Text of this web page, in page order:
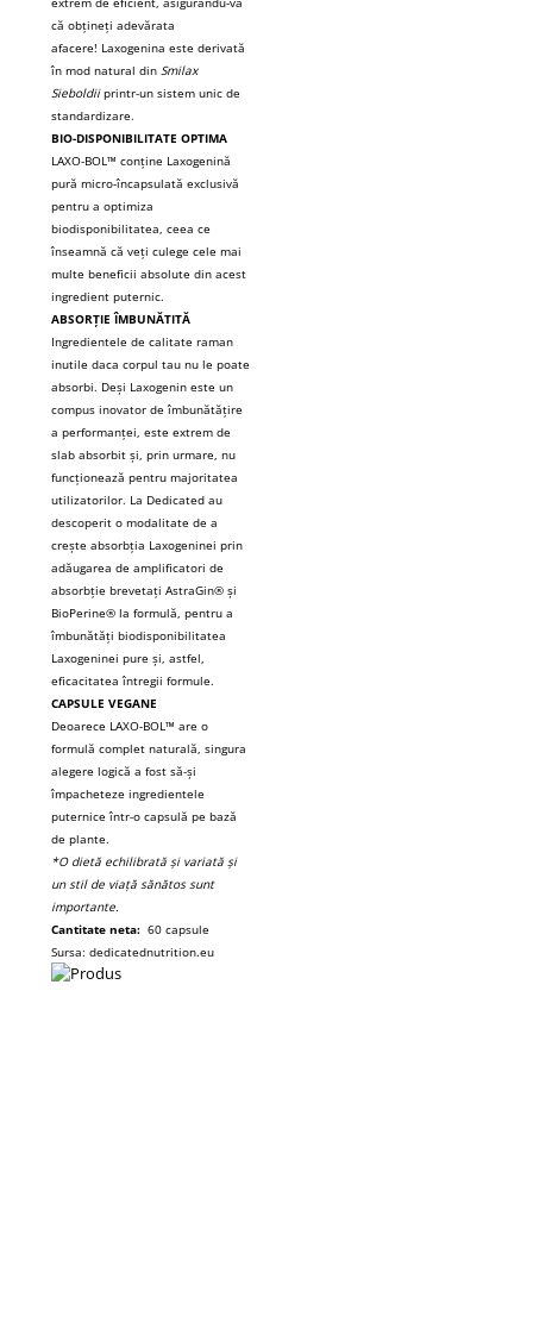
că obțineți adevărata
afacere! Laxogenina este derivată
în mod natural din Smilax
Sieboldiiprintr-un sistem unic de
standardizare.
BIO-DISPONIBILITATE OPTIMA
LAXO-BOL™ conține Laxogenină
pură micro-încapsulată exclusivă
pentru a optimiza
biodisponibilitatea, ceea ce
înseamnă că veți culege cele mai
multe beneficii absolute din acest
ingredient puternic.
ABSORȚIE ÎMBUNĂTITĂ
Ingredientele de calitate raman
inutile daca corpul tau nu le poate
absorbi. Deși Laxogenin este un
compus inovator de îmbunătățire
a performanței, este extrem de
slab absorbit și, prin urmare, nu
funcționează pentru majoritatea
utilizatorilor. La Dedicated au
descoperit o modalitate de a
crește absorbția Laxogeninei prin
adăugarea de amplificatori de
absorbție brevetați AstraGin® și
BioPerine® la formulă, pentru a
îmbunătăți biodisponibilitatea
Laxogeninei pure și, astfel,
eficacitatea întregii formule.
CAPSULE VEGANE
Deoarece LAXO-BOL™ are o
formulă complet naturală, singura
alegere logică a fost să-și
împacheteze ingredientele
puternice într-o capsulă pe bază
de plante.
*O dietă echilibrată și variată și
un stil de viață sănătos sunt
importante.
Cantitate neta: 60 capsule
Sursa: dedicatednutrition.eu